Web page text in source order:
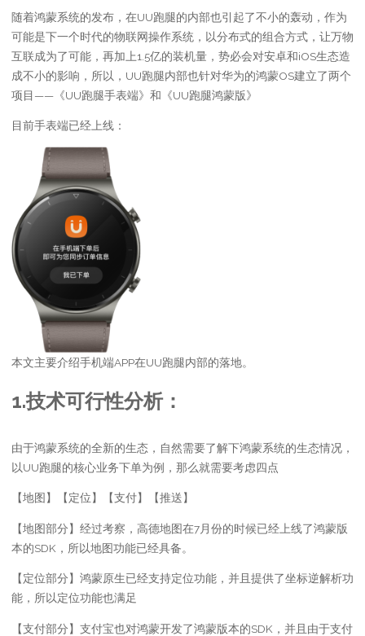
随着鸿蒙系统的发布，在UU跑腿的内部也引起了不小的轰动，作为
可能是下一个时代的物联网操作系统，以分布式的组合方式，让万物
互联成为了可能，再加上1.5亿的装机量，势必会对安卓和iOS生态造
成不小的影响，所以，UU跑腿内部也针对华为的鸿蒙OS建立了两个
项目——《UU跑腿手表端》和《UU跑腿鸿蒙版》
目前手表端已经上线：
本文主要介绍手机端APP在UU跑腿内部的落地。
1.技术可行性分析：
由于鸿蒙系统的全新的生态，自然需要了解下鸿蒙系统的生态情况，
以UU跑腿的核心业务下单为例，那么就需要考虑四点
【地图】【定位】【支付】【推送】
【地图部分】经过考察，高德地图在7月份的时候已经上线了鸿蒙版
本的SDK，所以地图功能已经具备。
【定位部分】鸿蒙原生已经支持定位功能，并且提供了坐标逆解析功
能，所以定位功能也满足
【支付部分】支付宝也对鸿蒙开发了鸿蒙版本的SDK，并且由于支付